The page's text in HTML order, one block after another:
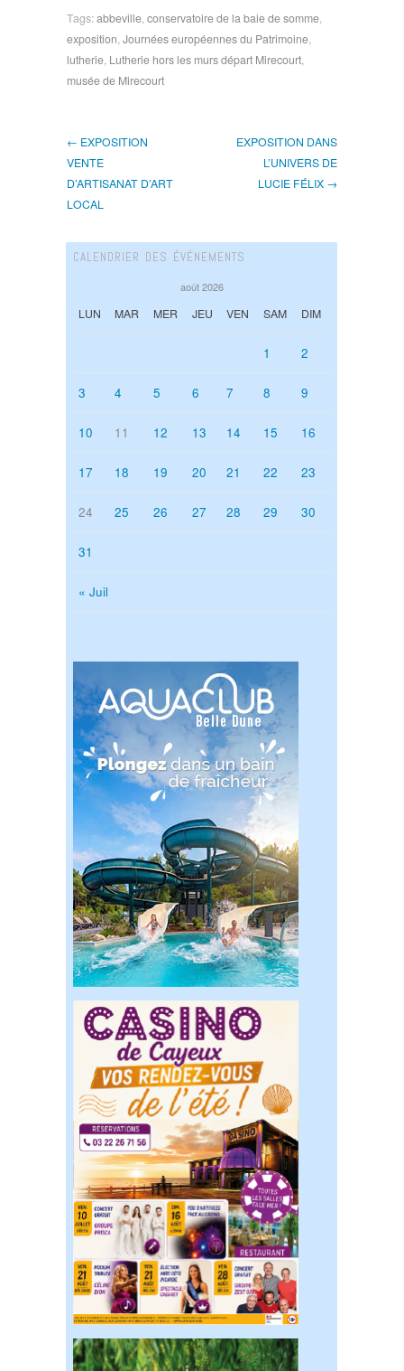
Tags:abbeville,conservatoire de la baie de somme,
exposition,Journées européennes du Patrimoine,
lutherie, Lutherie hors les murs départ Mirecourt,
musée de Mirecourt
← EXPOSITION
VENTE
D’ARTISANAT D’ART
LOCAL
EXPOSITION DANS
L’UNIVERS DE
LUCIE FÉLIX →
CALENDRIER DES ÉVÉNEMENTS
août 2026
LUN MAR MER JEU VEN SAM DIM
« Juil
1 2
3 4 5 6 7 8 9
10 11 12 13 14 15 16
17 18 19 20 21 22 23
24 25 26 27 28 29 30
31